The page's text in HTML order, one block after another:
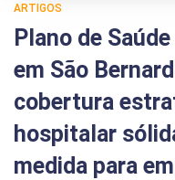
ARTIGOS
Plano de
em São
cobertura
hospitalar
medida para